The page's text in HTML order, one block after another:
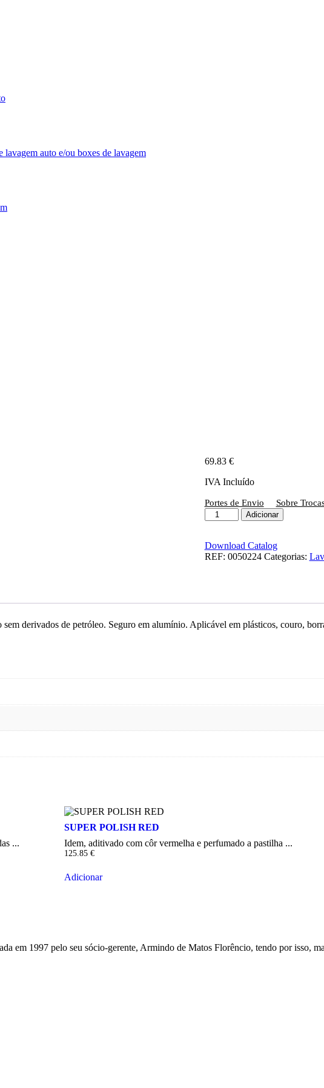
lavagem auto e/ou boxes de lavagem
69.83 €
IVA Incluído
Portes de Envio Sobre
Quantidade
de
300
Adicionar
Download Catalog
REF: 0050224 Categorias:
derivados de petróleo. Seguro em alumínio. Aplicável em plásticos, couro,
...
SUPER POLISH RED
Idem, aditivado com côr vermelha e perfumado a pastilha ...
125.85 €
Adicionar
em 1997 pelo seu sócio-gerente, Armindo de Matos Florêncio, tendo por isso,